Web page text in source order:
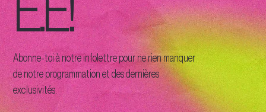
Abonne-toi à notre infolettre pour ne rien manquer
de notre programmation et des dernières
exclusivités.